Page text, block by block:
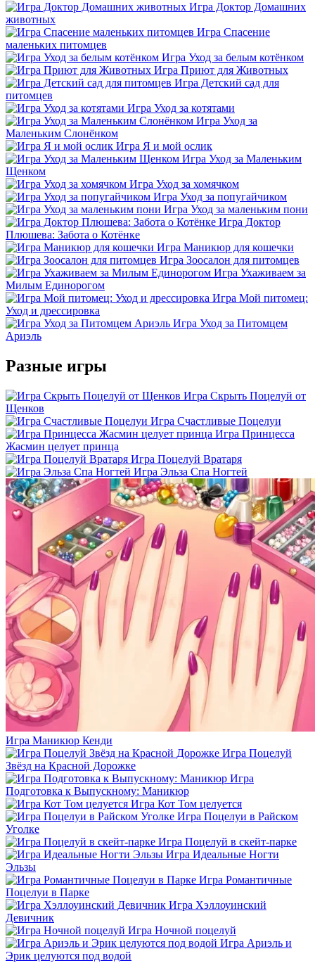
Игра Доктор Домашних
животных
Игра Спасение
маленьких питомцев
Игра Уход за белым котёнком
Игра Приют для Животных
Игра Детский сад для
питомцев
Игра Уход за котятами
Игра Уход за
Маленьким Слонёнком
Игра Я и мой ослик
Игра Уход за Маленьким
Щенком
Игра Уход за хомячком
Игра Уход за попугайчиком
Игра Уход за маленьким пони
Игра Доктор
Плюшева: Забота о Котёнке
Игра Маникюр для кошечки
Игра Зоосалон для питомцев
Игра Ухаживаем за
Милым Единорогом
Игра Мой питомец:
Уход и дрессировка
Игра Уход за Питомцем
Ариэль
Разные игры
Игра Скрыть Поцелуй от
Щенков
Игра Счастливые Поцелуи
Игра Принцесса
Жасмин целует принца
Игра Поцелуй Вратаря
Игра Эльза Спа Ногтей
Игра Маникюр Кенди
Игра Поцелуй
Звёзд на Красной Дорожке
Игра
Подготовка к Выпускному: Маникюр
Игра Кот Том целуется
Игра Поцелуи в Райском
Уголке
Игра Поцелуй в скейт-парке
Игра Идеальные Ногти
Эльзы
Игра Романтичные
Поцелуи в Парке
Игра Хэллоуинский
Девичник
Игра Ночной поцелуй
Игра Ариэль и
Эрик целуются под водой